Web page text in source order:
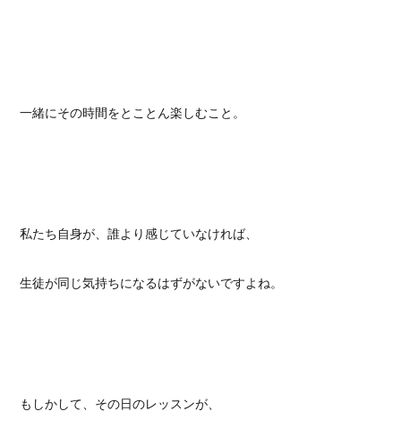
一緒にその時間をとことん楽しむこと。
私たち自身が、誰より感じていなければ、
生徒が同じ気持ちになるはずがないですよね。
もしかして、その日のレッスンが、